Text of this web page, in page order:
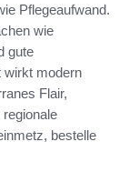
Pflegeaufwand.
wie
gute
wirkt modern
Flair,
bestelle